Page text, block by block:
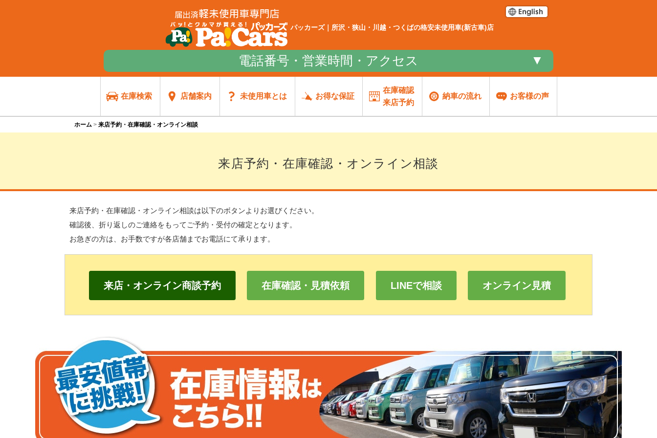
パッカーズ｜所沢・狭山・川越・つくばの格安未使用車(新古車)店
電話番号・営業時間・アクセス ▼
在庫検索 店舗案内 未使用車とは お得な保証
在庫確認
来店予約
納車の流れ お客様の声
ホーム 来店予約・在庫確認・オンライン相談
来店予約・在庫確認・オンライン相談
来店予約・在庫確認・オンライン相談は以下のボタンよりお選びください。
確認後、折り返しのご連絡をもって ご予約・受付の確定となります。
お急ぎの方は、 お手数ですが各店舗までお電話にて承ります。
来店・オンライン商談予約 在庫確認・見積依頼 LINEで相談 オンライン見積